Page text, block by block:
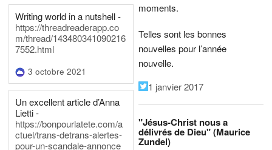
Writing world in a nutshell -
https://threadreaderapp.co
m/thread/143480341090216
7552.html
3 octobre 2021
Un excellent article d’Anna
Lietti -
https://bonpourlatete.com/a
ctuel/trans-detrans-alertes-
pour-un-scandale-annonce
moments.
Telles sont les bonnes
nouvelles pour l’année
nouvelle.
1 janvier 2017
"Jésus-Christ nous a
délivrés de Dieu" (Maurice
Zundel)